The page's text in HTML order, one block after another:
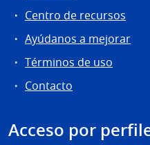
Centro de recursos
Ayúdanos a mejorar
Términos de uso
Contacto
Acceso por